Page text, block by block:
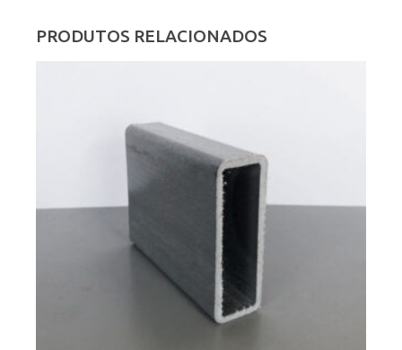
PRODUTOS RELACIONADOS